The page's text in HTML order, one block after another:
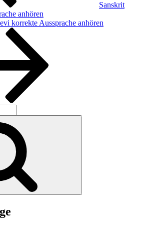
Sanskrit
anhören
korrekte Aussprache anhören